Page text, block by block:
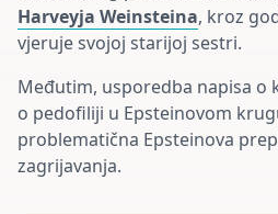
Harveyja Weinsteina, kroz
vjeruje svojoj starijoj sestri.
Međutim, usporedba napisa o
o pedofiliji u Epsteinovom
problematična Epsteinova
zagrijavanja.